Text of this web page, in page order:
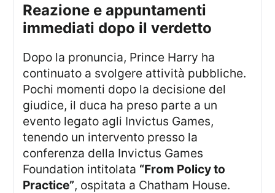
reazione e appuntamenti
immediati dopo il verdetto
Dopo la pronuncia, Prince Harry ha
continuato a svolgere attività pubbliche.
Pochi momenti dopo la decisione del
giudice, il duca ha preso parte a un
evento legato agli Invictus Games,
tenendo un intervento presso la
conferenza della Invictus Games
Foundation intitolata “From Policy to
Practice”, ospitata a Chatham House.